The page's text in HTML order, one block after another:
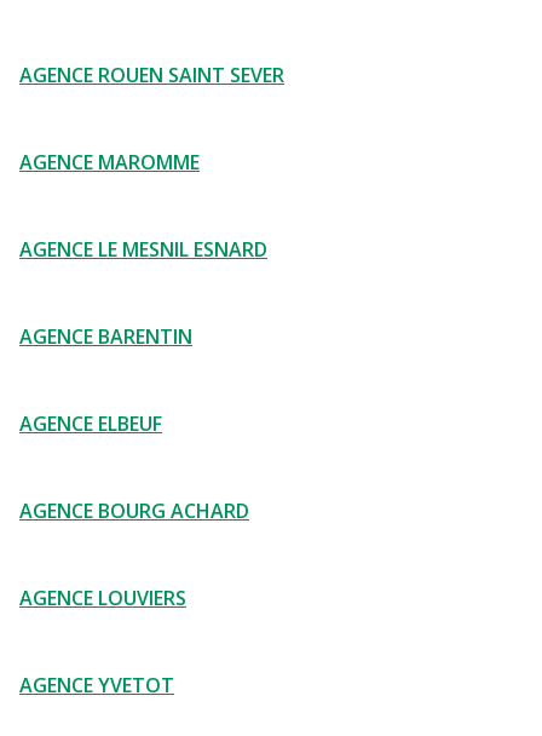
AGENCE ROUEN SAINT SEVER
AGENCE MAROMME
AGENCE LE MESNIL ESNARD
AGENCE BARENTIN
AGENCE ELBEUF
AGENCE BOURG ACHARD
AGENCE LOUVIERS
AGENCE YVETOT